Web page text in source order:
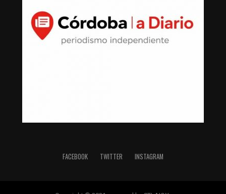
FACEBOOK TWITTER INSTAGRAM